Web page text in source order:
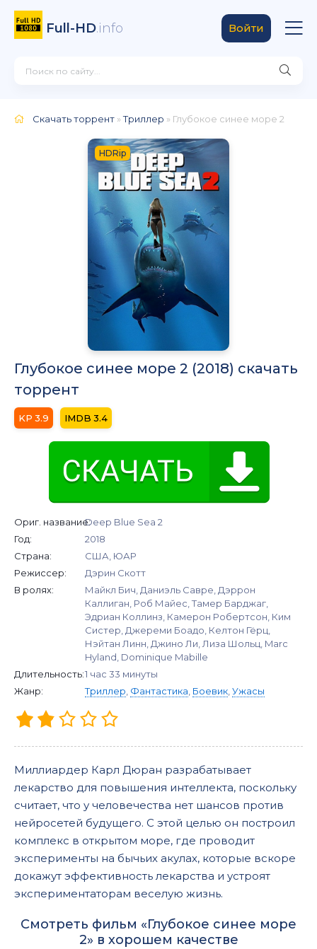
Full-HD.info Войти
Скачать торрент »Триллер » Глубокое синее море 2
HDRip
Глубокое синее море 2 (2018) скачать
торрент
3.9 3.4
Ориг. название:Deep Blue Sea 2
Год:
2018
Страна:
США, ЮАР
Режиссер:
Дэрин Скотт
В ролях:
Майкл Бич, Даниэль Савре, Дэррон
Каллиган, Роб Майес, Тамер Барджаг,
Эдриан Коллинз, Камерон Робертсон, Ким
Систер, Джереми Боадо, Келтон Гёрц,
Нэйтан Линн, Джино Ли, Лиза Шольц, Marc
Hyland, Dominique Mabille
Длительность:1 час 33 минуты
Жанр:
Триллер, Фантастика, Боевик,Ужасы
Миллиардер Карл Дюран разрабатывает
лекарство для повышения интеллекта, поскольку
считает, что у человечества нет шансов против
нейросетей будущего. С этой целью он построил
комплекс в открытом море, где проводит
эксперименты на бычьих акулах, которые вскоре
докажут эффективность лекарства и устроят
экспериментаторам веселую жизнь.
Смотреть фильм «Глубокое синее море
2» в хорошем качестве